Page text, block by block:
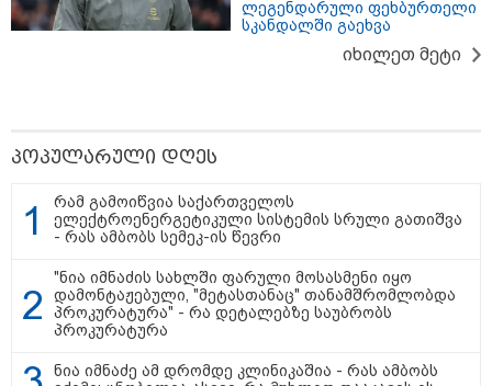
თბილისი - ანტალია 633.00
ლარიდან
ლარიდან
თბილისი - ბუდაპეშტი 1132.40
ლარიდან
ლეგენდარული ფეხბურთელი
სკანდალში გაეხვა
იხილეთ მეტი
პოპულარული დღეს
რამ გამოიწვია საქართველოს
ელექტროენერგეტიკული სისტემის სრული გათიშვა
- რას ამბობს სემეკ-ის წევრი
"ნია იმნაძის სახლში ფარული მოსასმენი იყო
დამონტაჟებული, "მეტასთანაც" თანამშრომლობდა
პროკურატურა" - რა დეტალებზე საუბრობს
პროკურატურა
ნია იმნაძე ამ დრომდე კლინიკაშია - რას ამბობს